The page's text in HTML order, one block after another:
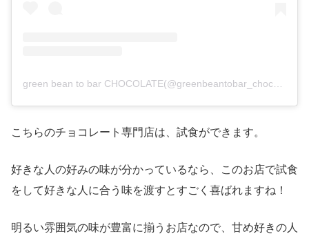
こちらのチョコレート専門店は、試食ができます。
好きな人の好みの味が分かっているなら、このお店で試食
をして好きな人に合う味を渡すとすごく喜ばれますね！
明るい雰囲気の味が豊富に揃うお店なので、甘め好きの人